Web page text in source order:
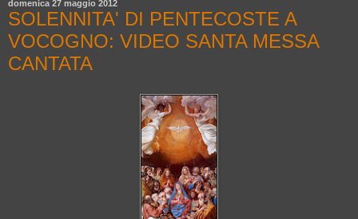
domenica 27 maggio 2012
SOLENNITA' DI PENTECOSTE A
VOCOGNO: VIDEO SANTA MESSA
CANTATA